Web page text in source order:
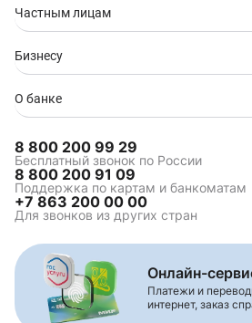
Частным лицам
Бизнесу
О банке
8 800 200 99 29
Бесплатный звонок по России
8 800 200 91 09
Поддержка по картам и банкоматам
+7 863 200 00 00
Для звонков из других стран
Онлайн-
Платежи и
интернет, заказ